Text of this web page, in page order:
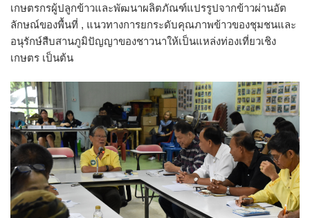
เกษตรกรผู้ปลูกข้าวและพัฒนาผลิตภัณฑ์แปรรูปจากข้าวผ่านอัต
ลักษณ์​ของพื้นที่ , แนวทางการยกระดับคุณภาพข้าวของชุมชนและ
อนุรักษ์สืบสานภูมิปัญญาของชาวนาให้เป็นแหล่งท่องเที่ยวเชิง
เกษตร เป็นต้น